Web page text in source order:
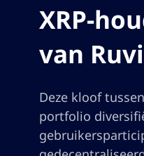
XRP-
van
Deze kloof
portfolio